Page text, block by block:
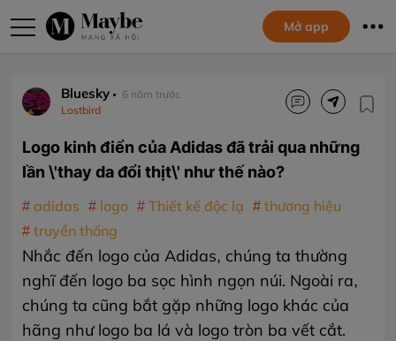
Mở app
Bluesky
6 năm trước
Lostbird
Logo kinh điển của Adidas đã trải qua những
lần \'thay da đổi thịt\' như thế nào?
adidas logo Thiết kế độc lạ
thương hiệu
truyền thống
Nhắc đến logo của Adidas, chúng ta thường
nghĩ đến logo ba sọc hình ngọn núi. Ngoài ra,
chúng ta cũng bắt gặp những logo khác của
hãng như logo ba lá và logo tròn ba vết cắt.